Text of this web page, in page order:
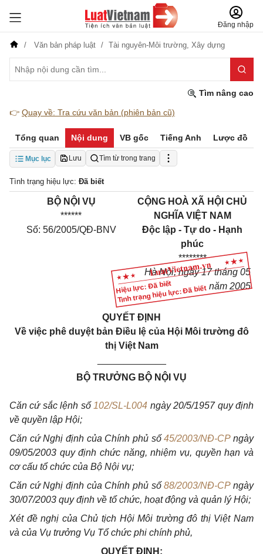
Đăng nhập
Văn bản pháp luật Tài nguyên-Môi trường, Xây dựng
Tìm nâng cao
👉 Quay về: Tra cứu văn bản (phiên bản cũ)
Tổng quan Nội dung VB gốc Tiếng Anh Lược đồ
Mục lục Lưu Tìm từ trong trang
Tình trạng hiệu lực: Đã biết
Hiệu lực: Đã biết
Tình trạng hiệu lực: Đã biết
BỘ NỘI VỤ
******
Số: 56/2005/QĐ-BNV
CỘNG HOÀ XÃ HỘI CHỦ
NGHĨA VIỆT NAM
Độc lập - Tự do - Hạnh
phúc
********
Hà Nội, ngày 17 tháng 05
năm 2005
QUYẾT ĐỊNH
Về việc phê duyệt bản Điều lệ của Hội Môi trường đô
thị Việt Nam
BỘ TRƯỞNG BỘ NỘI VỤ
Căn cứ sắc lệnh số 102/SL-L004 ngày 20/5/1957 quy định
về quyền lập Hội;
Căn cứ Nghị định của Chính phủ số45/2003/NĐ-CPngày
09/05/2003 quy định chức năng, nhiệm vụ, quyền hạn và
cơ cấu tổ chức của Bộ Nội vụ;
Căn cứ Nghị định của Chính phủ số88/2003/NĐ-CPngày
30/07/2003 quy định về tổ chức, hoạt động và quản lý Hội;
Xét đề nghị của Chủ tịch Hội Môi trường đô thị Việt Nam
và của Vụ trưởng Vụ Tổ chức phi chính phủ,
QUYẾT ĐỊNH: